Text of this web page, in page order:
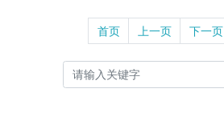
首页 上一页 下一页